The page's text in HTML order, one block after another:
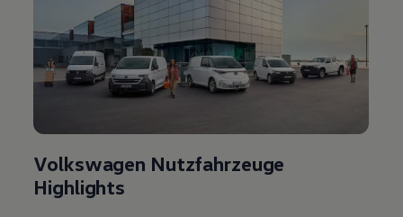
Volkswagen Nutzfahrzeuge
Highlights